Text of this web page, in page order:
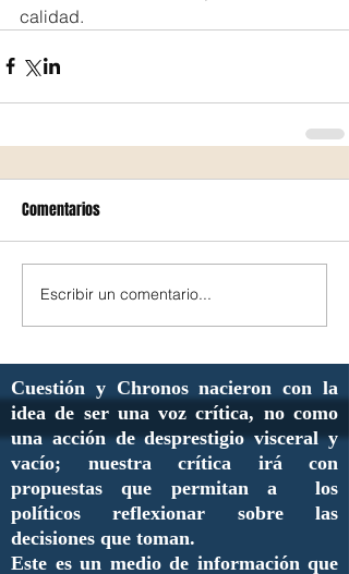
calidad.
Comentarios
Escribir un comentario...
Cuestión y Chronos nacieron con la
idea de ser una voz crítica, no como
una acción de desprestigio visceral y
vacío; nuestra crítica irá con
propuestas que permitan a los
políticos reflexionar sobre las
decisiones que toman.
Este es un medio de información que